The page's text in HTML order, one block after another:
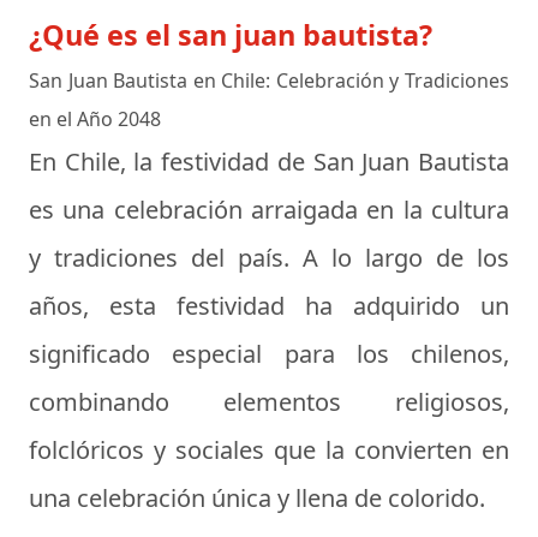
¿Qué es el san juan bautista?
San Juan Bautista en Chile: Celebración y Tradiciones
en el Año 2048
En Chile, la festividad de San Juan Bautista
es una celebración arraigada en la cultura
y tradiciones del país. A lo largo de los
años, esta festividad ha adquirido un
significado especial para los chilenos,
combinando elementos religiosos,
folclóricos y sociales que la convierten en
una celebración única y llena de colorido.